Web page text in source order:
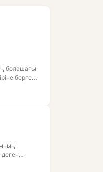
болашағы
берген
деген